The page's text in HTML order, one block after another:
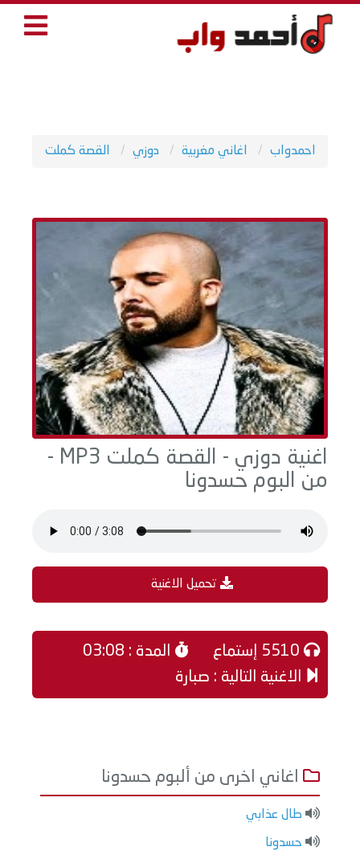
احمدواب اغاني مغربية دوزي القصة كملت
اغنية دوزي - القصة كملت MP3 -
من البوم حسدونا
تحميل الاغنية
المدة : 03:08
الاغنية التالية : صبارة
اغاني اخرى من ألبوم حسدونا
طال عذابي
حسدونا